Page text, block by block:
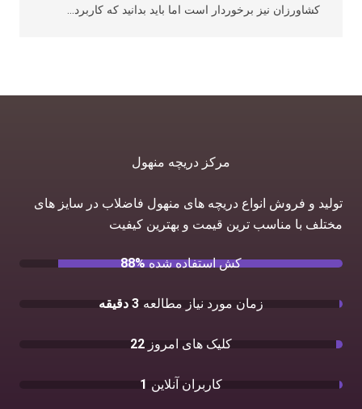
کشاورزان نیز برخوردار است اما باید بدانید که کاربرد…
مرکز دریچه منهول
تولید و فروش انواع دریچه های منهول فاضلاب در سایز های
مختلف با مناسب ترین قیمت و بهترین کیفیت
کش استفاده شده 88%
زمان مورد نیاز مطالعه 3 دقیقه
کلیک های امروز 22
کاربران آنلاین 1